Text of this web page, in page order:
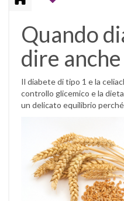
Quando
dire
Il diabete di tipo 1 e la
controllo glicemico e la
un delicato equilibrio